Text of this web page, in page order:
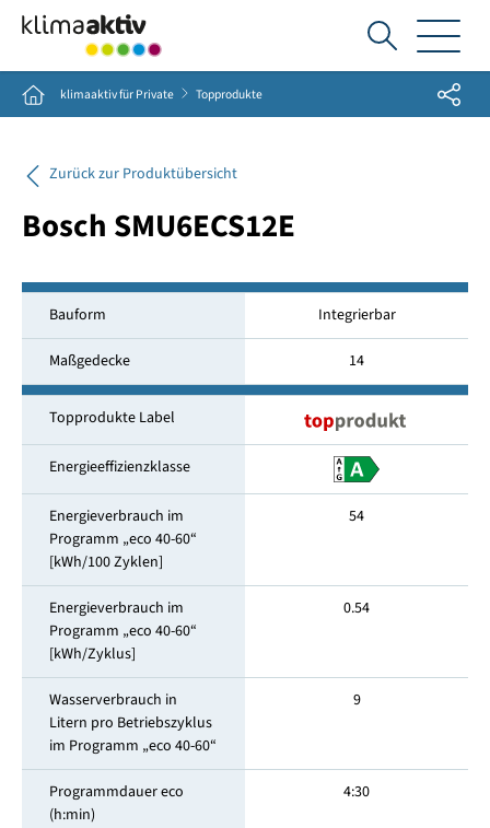
Ich
suche...
Home klimaaktiv für Private Topprodukte Share
Zurück zur Produktübersicht
Bosch SMU6ECS12E
Bauform Integrierbar
Maßgedecke 14
Topprodukte Label
Energieeffizienzklasse
Energieverbrauch im
Programm „eco 40-60“
[kWh/100 Zyklen]
54
Energieverbrauch im
Programm „eco 40-60“
[kWh/Zyklus]
0.54
Wasserverbrauch in
Litern pro Betriebszyklus
im Programm „eco 40-60“
9
Programmdauer eco
(h:min)
4:30